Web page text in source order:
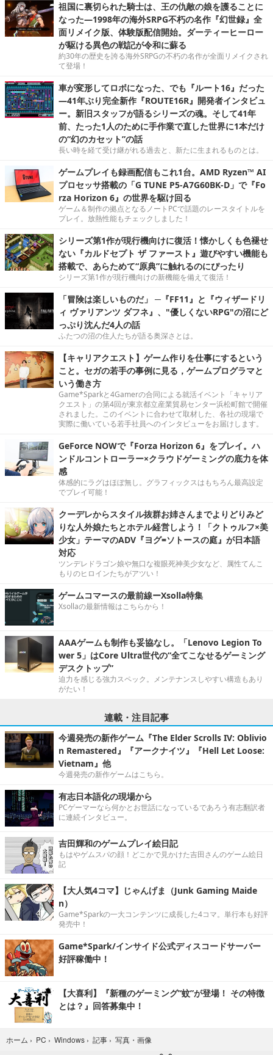
祖国に裏切られた騎士は、王の仇敵の娘を護ることに
なった―1998年の海外SRPG不朽の名作『幻世録』全
面リメイク版、体験版配信開始。ダーティーヒーロー
が駆ける異色の戦記が令和に蘇る
約30年の歴史を誇る海外SRPGの不朽の名作が全面リメイクされ
て登場！
車が変形してロボになった、でも『ルート16』だった
―41年ぶり完全新作『ROUTE16R』開発者インタビュ
ー。新旧スタッフが語るシリーズの魂。そして41年
前、たった1人のために手作業で直した世界に1本だけ
の“幻のカセット”の話
長い時を経て受け継がれる過去と、新たに生まれるものとは。
ゲームプレイも録画配信もこれ1台。AMD Ryzen™ AI
プロセッサ搭載の「G TUNE P5-A7G60BK-D」で『Fo
rza Horizon 6』の世界を駆け回る
ゲーム＆制作の拠点となるノートPCで話題のレースタイトルを
プレイ。放熱性能もチェックしました！
シリーズ第1作が現行機向けに復活！懐かしくも色褪せ
ない『カルドセプト ザ ファースト』遊びやすい機能も
搭載で、あらためて“原典”に触れるのにぴったり
シリーズ第1作が現行機向けの新機能を備えて復活！
「冒険は楽しいものだ」 ─『FF11』と『ウィザードリ
ィ ヴァリアンツ ダフネ』、"優しくないRPG"の沼にど
っぷり沈んだ4人の話
ふたつの沼の住人たちが語る奥深さとは。
【キャリアクエスト】ゲーム作りを仕事にするという
こと。セガの若手の事例に見る，ゲームプログラマと
いう働き方
Game*Sparkと4Gamerの合同による就活イベント「キャリア
クエスト」の第4回が東京都立産業貿易センター浜松町館で開催
されました。このイベントに合わせて取材した、各社の現場で
実際に働いている若手社員へのインタビューをお届けします。
GeForce NOWで『Forza Horizon 6』をプレイ。ハ
ンドルコントローラー×クラウドゲーミングの底力を体
感
体感的にラグはほぼ無し。グラフィックスはもちろん最高設定
でプレイ可能！
クーデレからスタイル抜群お姉さんまでよりどりみど
りな人外娘たちとホテル経営しよう！「クトゥルフ×美
少女」テーマのADV『ヨグ=ソトースの庭』が日本語
対応
ツンデレドラゴン娘や無口な複眼死神美少女など、属性てんこ
もりのヒロインたちがアツい！
ゲームコマースの最前線ーXsolla特集
Xsollaの最新情報はこちらから！
AAAゲームも制作も妥協なし。「Lenovo Legion To
wer 5」はCore Ultra世代の“全てこなせるゲーミング
デスクトップ”
迫力を感じる強力スペック。メンテナンスしやすい構造もあり
がたい！
連載・注目記事
今週発売の新作ゲーム『The Elder Scrolls IV: Oblivio
n Remastered』『アークナイツ』『Hell Let Loose:
Vietnam』他
今週発売の新作ゲームはこちら。
有志日本語化の現場から
PCゲーマーなら何かとお世話になっているであろう有志翻訳者
に連続インタビュー。
吉田輝和のゲームプレイ絵日記
もはやゲムスパの顔！どこかで見かけた吉田さんのゲーム絵日
記
【大人気4コマ】じゃんげま（Junk Gaming Maide
n）
Game*Sparkの一大コンテンツに成長した4コマ。単行本も好評
発売中！
Game*Spark/インサイド公式ディスコードサーバー
好評稼働中！
【大喜利】『新種のゲーミング“蚊”が登場！ その特徴
とは？』回答募集中！
ホーム › PC › Windows › 記事 › 写真・画像